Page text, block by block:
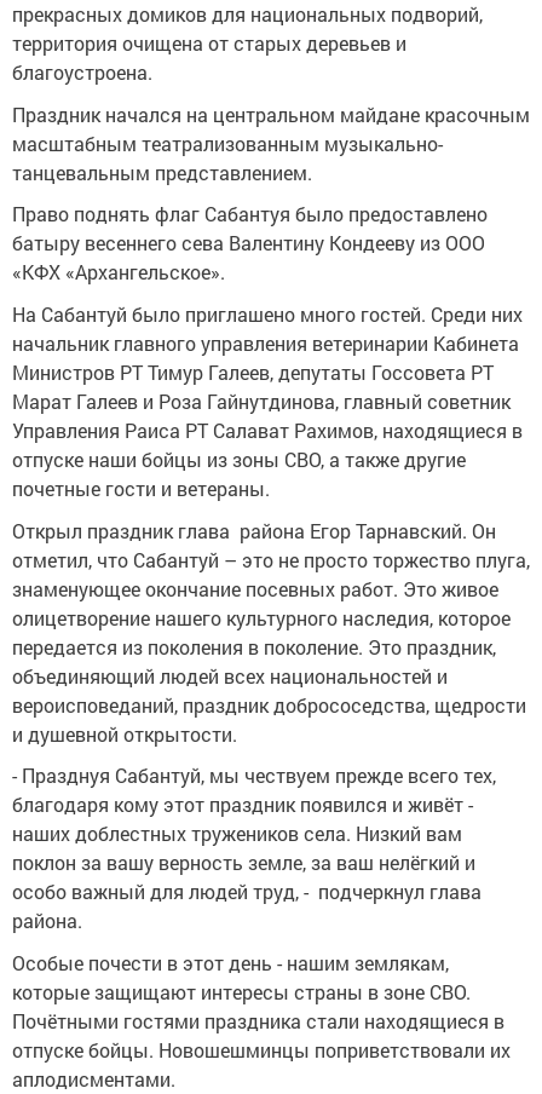
прекрасных домиков для национальных подворий,
территория очищена от старых деревьев и
благоустроена.
Праздник начался на центральном майдане красочным
масштабным театрализованным музыкально-
танцевальным представлением.
Право поднять флаг Сабантуя было предоставлено
батыру весеннего сева Валентину Кондееву из ООО
«КФХ «Архангельское».
На Сабантуй было приглашено много гостей. Среди них
начальник главного управления ветеринарии Кабинета
Министров РТ Тимур Галеев, депутаты Госсовета РТ
Марат Галеев и Роза Гайнутдинова, главный советник
Управления Раиса РТ Салават Рахимов, находящиеся в
отпуске наши бойцы из зоны СВО, а также другие
почетные гости и ветераны.
Открыл праздник глава района Егор Тарнавский. Он
отметил, что Сабантуй – это не просто торжество плуга,
знаменующее окончание посевных работ. Это живое
олицетворение нашего культурного наследия, которое
передается из поколения в поколение. Это праздник,
объединяющий людей всех национальностей и
вероисповеданий, праздник добрососедства, щедрости
и душевной открытости.
- Празднуя Сабантуй, мы чествуем прежде всего тех,
благодаря кому этот праздник появился и живёт -
наших доблестных тружеников села. Низкий вам
поклон за вашу верность земле, за ваш нелёгкий и
особо важный для людей труд, - подчеркнул глава
района.
Особые почести в этот день - нашим землякам,
которые защищают интересы страны в зоне СВО.
Почётными гостями праздника стали находящиеся в
отпуске бойцы. Новошешминцы поприветствовали их
аплодисментами.